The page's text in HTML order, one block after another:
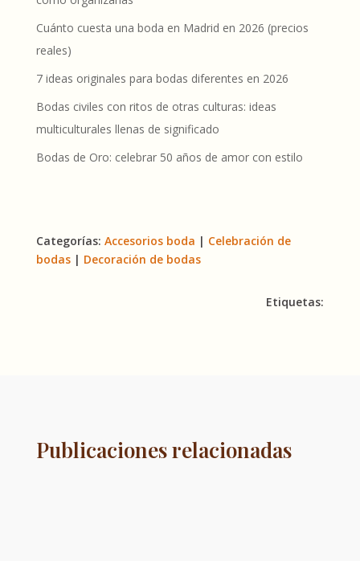
Cuánto cuesta una boda en Madrid en 2026 (precios
reales)
7 ideas originales para bodas diferentes en 2026
Bodas civiles con ritos de otras culturas: ideas
multiculturales llenas de significado
Bodas de Oro: celebrar 50 años de amor con estilo
Categorías: Accesorios boda | Celebración de
bodas| Decoración de bodas
Etiquetas:
Publicaciones relacionadas